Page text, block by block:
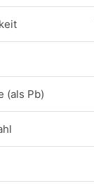
(als Pb)